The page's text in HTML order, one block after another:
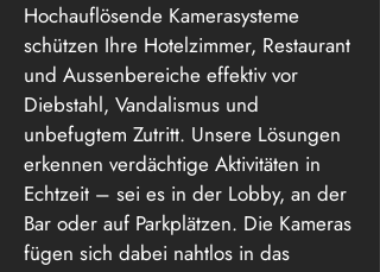
Hochauflösende Kamerasysteme
schützen Ihre Hotelzimmer, Restaurant
und Aussenbereiche effektiv vor
Diebstahl, Vandalismus und
unbefugtem Zutritt. Unsere Lösungen
erkennen verdächtige Aktivitäten in
Echtzeit – sei es in der Lobby, an der
Bar oder auf Parkplätzen. Die Kameras
fügen sich dabei nahtlos in das